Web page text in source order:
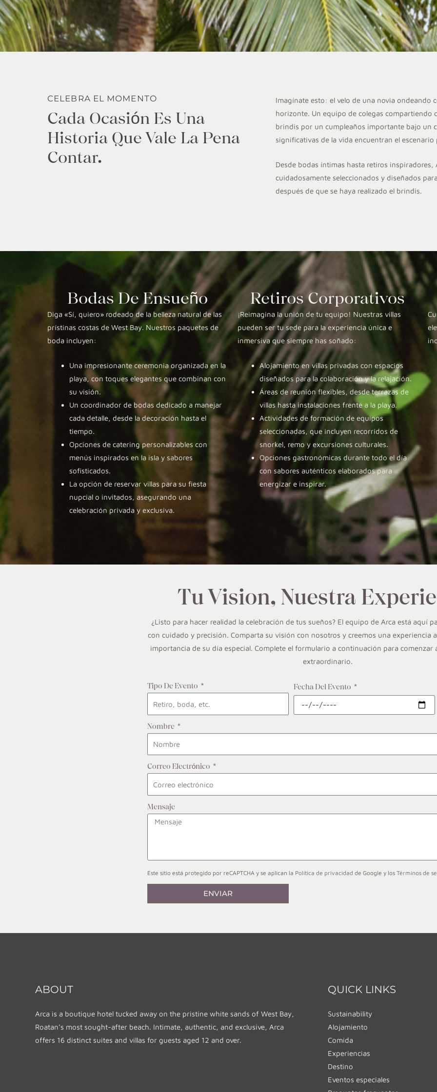
CELEBRA EL MOMENTO
Cada Ocasión Es Una
Historia Que Vale La Pena
Contar.
Imagínate esto: el velo de una novia ondeando
horizonte. Un equipo de colegas compartiendo
brindis por un cumpleaños importante bajo un
significativas de la vida encuentran el escenario
Desde bodas íntimas hasta retiros
cuidadosamente seleccionados y diseñados
después de que se haya realizado el brindis.
Bodas De Ensueño
Diga «Sí, quiero» rodeado de la belleza natural de las
prístinas costas de West Bay. Nuestros paquetes de
boda incluyen:
Una impresionante ceremonia organizada en la
playa, con toques elegantes que combinan con
su visión.
Un coordinador de bodas dedicado a manejar
cada detalle, desde la decoración hasta el
tiempo.
Opciones de catering personalizables con
menús inspirados en la isla y sabores
sofisticados.
La opción de reservar villas para su fiesta
nupcial o invitados, asegurando una
celebración privada y exclusiva.
Retiros Corporativos
¡Reimagina la unión de tu equipo! Nuestras villas
pueden ser tu sede para la experiencia única e
inmersiva que siempre has soñado:
Alojamiento en villas privadas con espacios
diseñados para la colaboración y la relajación.
Áreas de reunión flexibles, desde terrazas de
villas hasta instalaciones frente a la playa.
Actividades de formación de equipos
seleccionadas, que incluyen recorridos de
snorkel, remo y excursiones culturales.
Opciones gastronómicas durante todo el día
con sabores auténticos elaborados para
energizar e inspirar.
Tu Vision, Nuestra
¿Listo para hacer realidad la celebración de tus sueños? El equipo de Arca está aquí
con cuidado y precisión. Comparta su visión con nosotros y creemos una experiencia
importancia de su día especial. Complete el formulario a continuación para comenzar
extraordinario.
Tipo De Evento Fecha Del Evento
Nombre
Correo Electrónico
Mensaje
Este sitio está protegido por reCAPTCHA y se aplican la Política de privacidad de Google y los Términos de
ENVIAR
ABOUT
Arca is a boutique hotel tucked away on the pristine white sands of West Bay,
Roatan’s most sought-after beach. Intimate, authentic, and exclusive, Arca
offers 16 distinct suites and villas for guests aged 12 and over.
QUICK LINKS
Sustainability
Alojamiento
Comida
Experiencias
Destino
Eventos especiales